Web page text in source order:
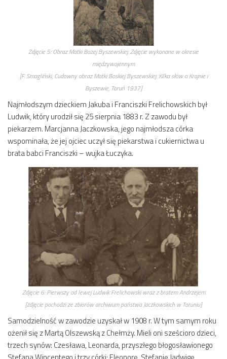
Zdjęcie 5:Obraz Matki Bożej Byszewskiej. Zdjęcie wykonane w okresie
międzywojennym
[F. Smagliński, Cudowny obraz Matki Boskiej Byszewskiej. Kilka słów o Krajnie i
Byszewie, Toruń 1937]
Najmłodszym dzieckiem Jakuba i Franciszki Frelichowskich był
Ludwik, który urodził się 25 sierpnia 1883 r. Z zawodu był
piekarzem. Marcjanna Jaczkowska, jego najmłodsza córka
wspominała, że jej ojciec uczył się piekarstwa i cukiernictwa u
brata babci Franciszki – wujka Łuczyka.
Zdjęcie 6:Pierwszy od lewej Ludwik Frelichowski wraz z bratem Andrzejem
[zdjęcie pochodzi ze zbiorów archiwum państwa Jaczkowskich w Toruniu]
Samodzielność w zawodzie uzyskał w 1908 r. W tym samym roku
ożenił się z Martą Olszewską z Chełmży. Mieli oni sześcioro dzieci,
trzech synów: Czesława, Leonarda, przyszłego błogosławionego